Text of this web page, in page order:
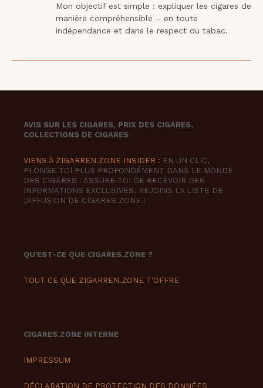
Mon objectif est simple : expliquer les cigares de
manière compréhensible – en toute
indépendance et dans le respect du tabac.
AVIS SUR LES CIGARES, PRIX DES CIGARES,
COLLECTIONS DE CIGARES
VIENS À ZIGARREN.ZONE INSIDER : EN UN CLIC,
PLONGE-TOI PLUS PROFONDÉMENT DANS LE MONDE
DES CIGARES : ASSURE-TOI DE RECEVOIR DES
INFORMATIONS EXCLUSIVES. REJOINS LA LISTE DE
DIFFUSION DE CIGARES.ZONE !
QU'EST-CE QUE CIGARES.ZONE ?
TOUT CE QUE ZIGARREN.ZONE T'OFFRE
CIGARES.ZONE INTERNE
IMPRESSUM
DÉCLARATION DE PROTECTION DES DONNÉES